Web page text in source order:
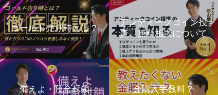
ゴールド売り時とは？
アンティークコイン投
資 無料相談について
備えよ・預金封鎖 金購入手数料？